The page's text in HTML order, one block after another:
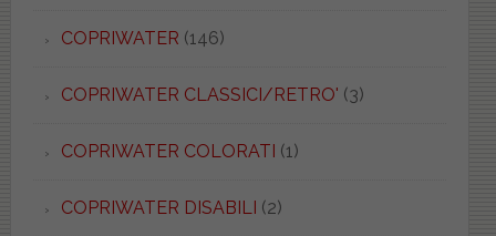
COPRIWATER (146)
COPRIWATER CLASSICI/RETRO' (3)
COPRIWATER COLORATI (1)
COPRIWATER DISABILI (2)